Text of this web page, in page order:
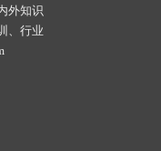
外知识
、行业